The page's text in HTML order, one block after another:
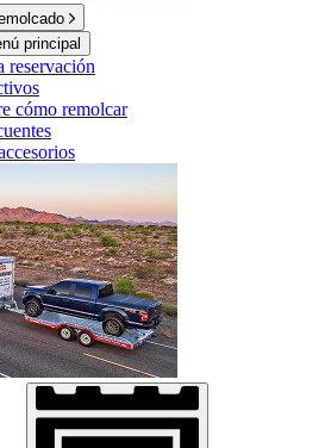
principal
reservación
cómo remolcar